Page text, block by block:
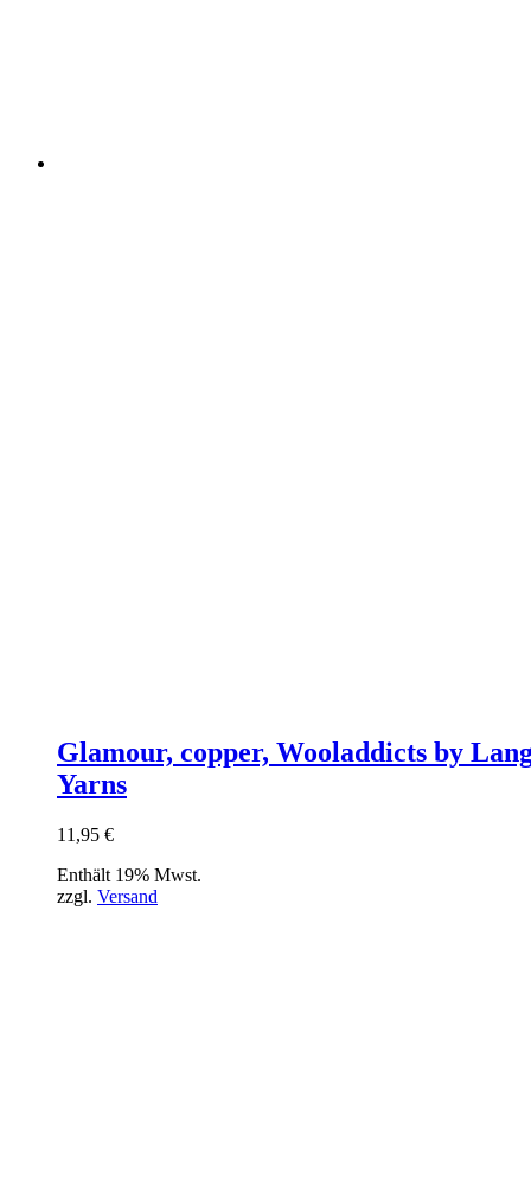
Glamour, copper, Wooladdicts by
Yarns
11,95 €
Enthält 19% Mwst.
zzgl. Versand